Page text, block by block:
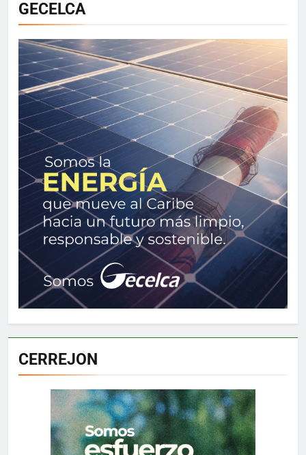
GECELCA
CERREJON